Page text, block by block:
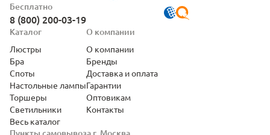
Бесплатно
8 (800) 200-03-19
Каталог
Люстры
Бра
Споты
Настольные лампы
Торшеры
Светильники
Весь каталог
О компании
О компании
Бренды
Доставка и оплата
Гарантии
Оптовикам
Контакты